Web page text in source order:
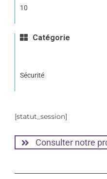
10
Catégorie
Sécurité
[statut_session]
Consulter notre